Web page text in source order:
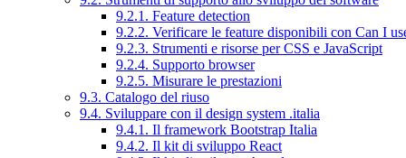
9.2.1. Feature detection
9.2.2. Verificare le feature disponibili con Can I
9.2.3. Strumenti e risorse per CSS e JavaScript
9.2.4. Supporto browser
9.2.5. Misurare le prestazioni
9.3. Catalogo del riuso
9.4. Sviluppare con il design system .italia
9.4.1. Il framework Bootstrap Italia
9.4.2. Il kit di sviluppo React